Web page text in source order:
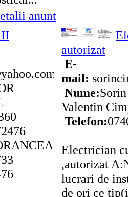
anunt
autorizat
E-
mail:
Nume:Sorin
Valentin
Telefon:
Electrician
,autorizat
lucrari de
de ori ce